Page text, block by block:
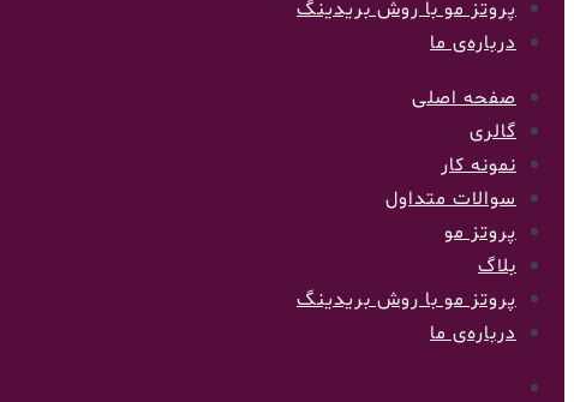
پروتز مو با روش بریدینگ
درباره‌ی ما
صفحه اصلی
گالری
نمونه کار
سوالات متداول
پروتز مو
بلاگ
پروتز مو با روش بریدینگ
درباره‌ی ما